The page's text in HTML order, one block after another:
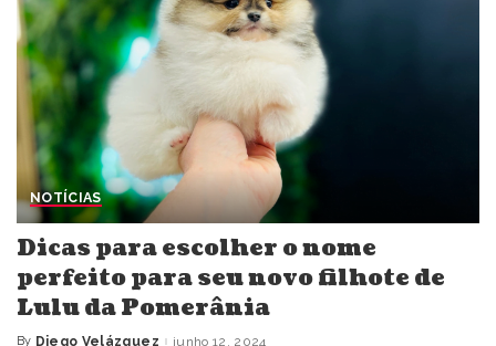
NOTÍCIAS
Dicas para escolher o nome
perfeito para seu novo filhote de
Lulu da Pomerânia
By Diego Velázquez junho 12, 2024